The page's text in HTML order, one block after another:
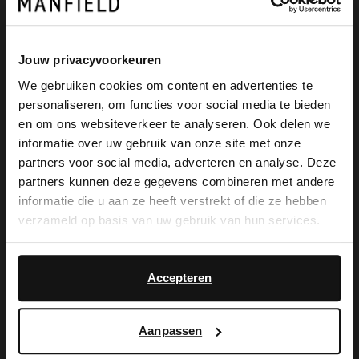
Jouw privacyvoorkeuren
We gebruiken cookies om content en advertenties te
personaliseren, om functies voor social media te bieden
en om ons websiteverkeer te analyseren. Ook delen we
informatie over uw gebruik van onze site met onze
partners voor social media, adverteren en analyse. Deze
partners kunnen deze gegevens combineren met andere
informatie die u aan ze heeft verstrekt of die ze hebben
verzameld op basis van uw gebruik van hun services.
Accepteren
Aanpassen
Braune Lederschnürboots mit 4 cm
hohem Absatz der Marke Manfield. Die
Boots haben einen Reißverschluss auf der
Innenseite des Schaftes. Als Schuhpflege
empfehlen wir das Carbon Pro-Spray von
Produktdetails
×
View this website in English?
It looks like your language isn't Dutch. Would
you like to switch to English?
English